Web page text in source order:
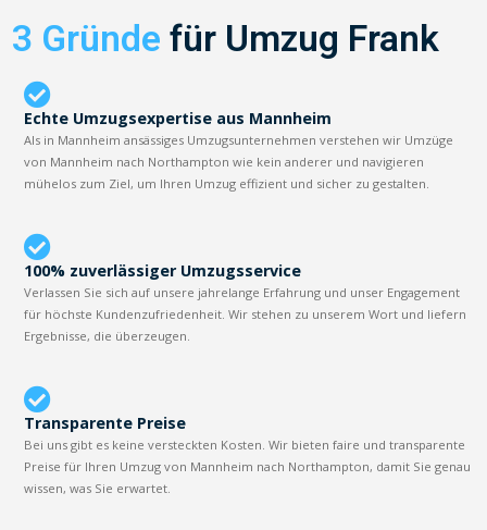
3 Gründe für Umzug Frank
Echte Umzugsexpertise aus Mannheim
Als in Mannheim ansässiges Umzugsunternehmen verstehen wir Umzüge
von Mannheim nach Northampton wie kein anderer und navigieren
mühelos zum Ziel, um Ihren Umzug effizient und sicher zu gestalten.
100% zuverlässiger Umzugsservice
Verlassen Sie sich auf unsere jahrelange Erfahrung und unser Engagement
für höchste Kundenzufriedenheit. Wir stehen zu unserem Wort und liefern
Ergebnisse, die überzeugen.
Transparente Preise
Bei uns gibt es keine versteckten Kosten. Wir bieten faire und transparente
Preise für Ihren Umzug von Mannheim nach Northampton, damit Sie genau
wissen, was Sie erwartet.